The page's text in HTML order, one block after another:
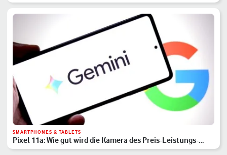
SMARTPHONES & TABLETS
Pixel 11a: Wie gut wird die Kamera des Preis-Leistungs-
Hits?